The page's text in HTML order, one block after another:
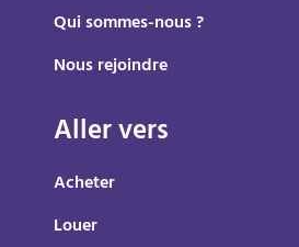
Qui sommes-nous ?
Nous rejoindre
Aller vers
Acheter
Louer